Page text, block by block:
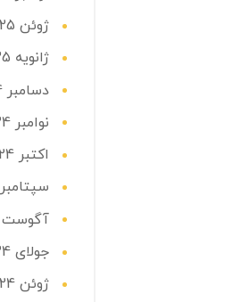
ژوئن 2025
ژانویه 2025
دسامبر 2024
نوامبر 2024
اکتبر 2024
سپتامبر 2024
آگوست 2024
جولای 2024
ژوئن 2024